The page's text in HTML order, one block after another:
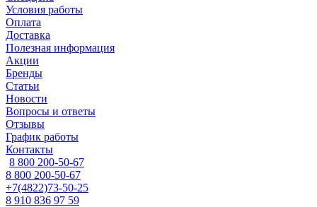
Условия работы
Оплата
Доставка
Полезная информация
Акции
Бренды
Статьи
Новости
Вопросы и ответы
Отзывы
График работы
Контакты
8 800 200-50-67
8 800 200-50-67
+7(4822)73-50-25
8 910 836 97 59